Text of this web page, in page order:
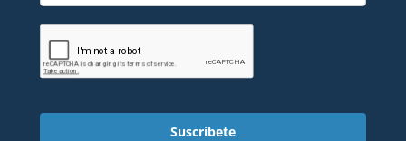
Suscríbete